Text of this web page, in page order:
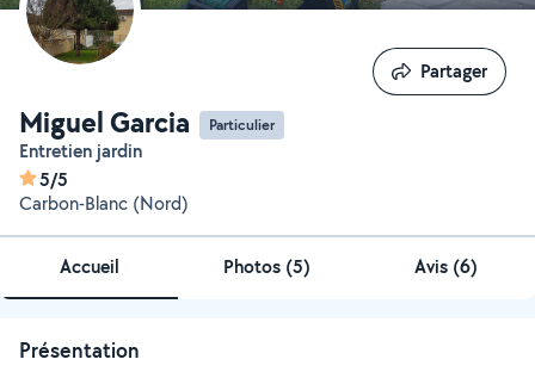
Miguel Garcia Particulier
Entretien jardin
5/5
Carbon-Blanc (Nord)
Partager
Partager
Accueil Photos (5) Avis (6)
Présentation